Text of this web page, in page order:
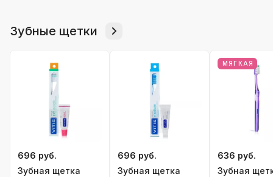
Зубные щетки
696 руб.
Зубная щетка
696 руб.
Зубная щетка
МЯГКАЯ
636 руб.
Зубная